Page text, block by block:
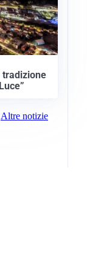
tradizione
Altre notizie